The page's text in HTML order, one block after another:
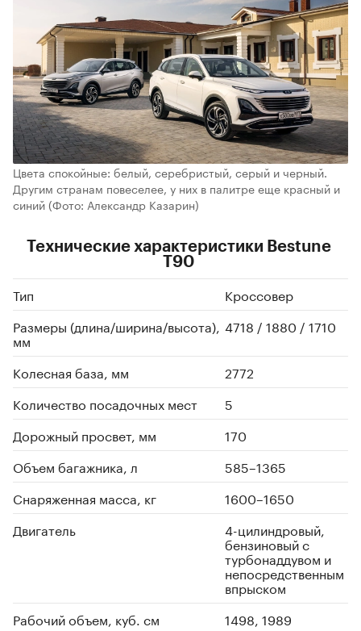
Цвета спокойные: белый, серебристый, серый и черный.
Другим странам повеселее, у них в палитре еще красный и
синий(Фото: Александр Казарин)
Технические характеристики Bestune
T90
Тип
Кроссовер
Размеры (длина/ширина/высота),
мм
4718 / 1880 / 1710
Колесная база, мм
2772
Количество посадочных мест
5
Дорожный просвет, мм
170
Объем багажника, л
585–1365
Снаряженная масса, кг
1600–1650
Двигатель
4-цилиндровый,
бензиновый с
турбонаддувом и
непосредственным
впрыском
Рабочий объем, куб. см
1498, 1989